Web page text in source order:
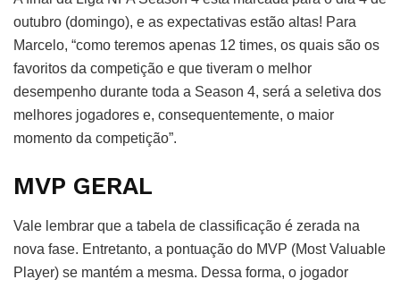
outubro (domingo), e as expectativas estão altas! Para
Marcelo, “como teremos apenas 12 times, os quais são os
favoritos da competição e que tiveram o melhor
desempenho durante toda a Season 4, será a seletiva dos
melhores jogadores e, consequentemente, o maior
momento da competição”.
MVP GERAL
Vale lembrar que a tabela de classificação é zerada na
nova fase. Entretanto, a pontuação do MVP (Most Valuable
Player) se mantém a mesma. Dessa forma, o jogador